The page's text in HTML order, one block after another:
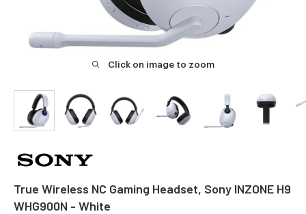
Click on image to zoom
True Wireless NC Gaming Headset, Sony INZONE H9
WHG900N - White